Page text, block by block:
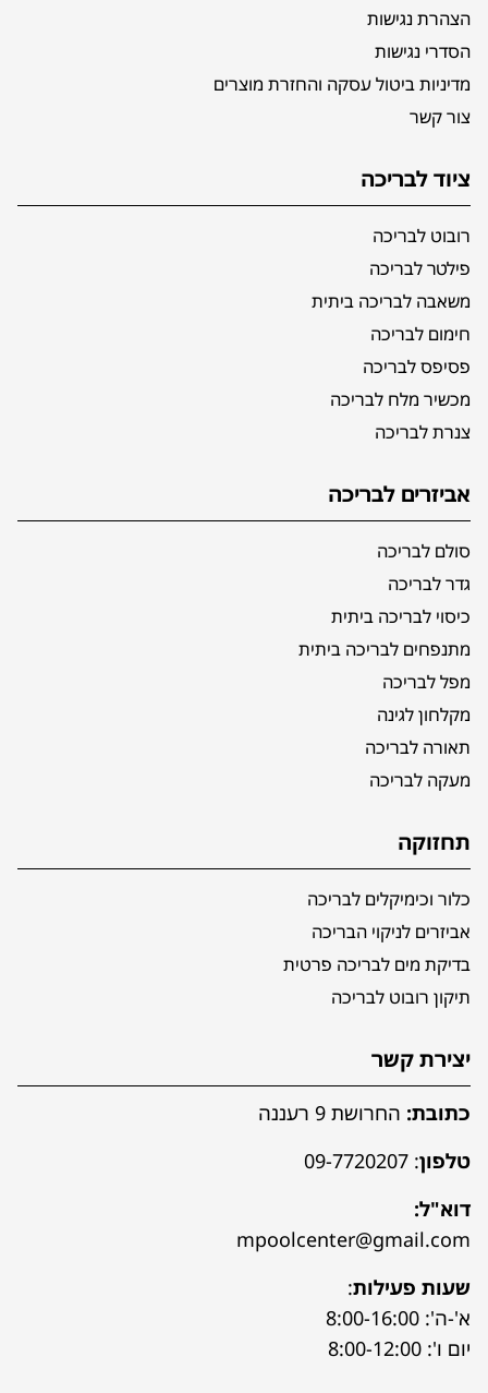
הצהרת נגישות
הסדרי נגישות
מדיניות ביטול עסקה והחזרת מוצרים
צור קשר
ציוד לבריכה
רובוט לבריכה
פילטר לבריכה
משאבה לבריכה ביתית
חימום לבריכה
פסיפס לבריכה
מכשיר מלח לבריכה
צנרת לבריכה
אביזרים לבריכה
סולם לבריכה
גדר לבריכה
כיסוי לבריכה ביתית
מתנפחים לבריכה ביתית
מפל לבריכה
מקלחון לגינה
תאורה לבריכה
מעקה לבריכה
תחזוקה
כלור וכימיקלים לבריכה
אביזרים לניקוי הבריכה
בדיקת מים לבריכה פרטית
תיקון רובוט לבריכה
יצירת קשר
כתובת: החרושת 9 רעננה
טלפון:
09-7720207
דוא"ל:
mpoolcenter@gmail.com
שעות פעילות:
א'-ה': 8:00-16:00
יום ו': 8:00-12:00